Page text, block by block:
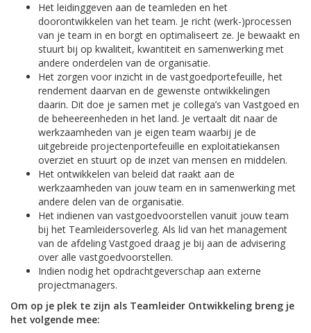
Het leidinggeven aan de teamleden en het
doorontwikkelen van het team. Je richt (werk-)processen
van je team in en borgt en optimaliseert ze. Je bewaakt en
stuurt bij op kwaliteit, kwantiteit en samenwerking met
andere onderdelen van de organisatie.
Het zorgen voor inzicht in de vastgoedportefeuille, het
rendement daarvan en de gewenste ontwikkelingen
daarin. Dit doe je samen met je collega’s van Vastgoed en
de beheereenheden in het land. Je vertaalt dit naar de
werkzaamheden van je eigen team waarbij je de
uitgebreide projectenportefeuille en exploitatiekansen
overziet en stuurt op de inzet van mensen en middelen.
Het ontwikkelen van beleid dat raakt aan de
werkzaamheden van jouw team en in samenwerking met
andere delen van de organisatie.
Het indienen van vastgoedvoorstellen vanuit jouw team
bij het Teamleidersoverleg. Als lid van het management
van de afdeling Vastgoed draag je bij aan de advisering
over alle vastgoedvoorstellen.
Indien nodig het opdrachtgeverschap aan externe
projectmanagers.
Om op je plek te zijn als Teamleider Ontwikkeling breng je
het volgende mee: